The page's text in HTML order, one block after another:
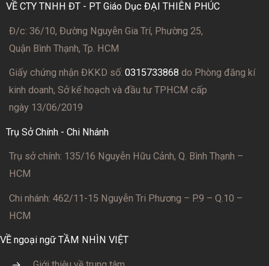
VỀ CTY TNHH ĐT - PT Giáo Dục ĐẠI THIÊN PHÚC
Đ/c: 36/10, Đường Nguyễn Gia Trí, Phường 25,
Quận Bình Thạnh, Tp. HCM
Giấy chứng nhận ĐKKD số: 0315733868 do Phòng đăng kí
kinh doanh, Sở kế hoạch và đầu tư TPHCM cấp
ngày 13/06/2019
Trụ Sở Chính - Chi Nhánh
Trụ sở chính: 135/16 Nguyễn Hữu Cảnh, Q. Bình Thạnh –
HCM
Chi nhánh: 462/11-15 Nguyễn Tri Phương – P.9 – Q.10 –
HCM
VỀ ngoại ngữ TẦM NHÌN VIỆT